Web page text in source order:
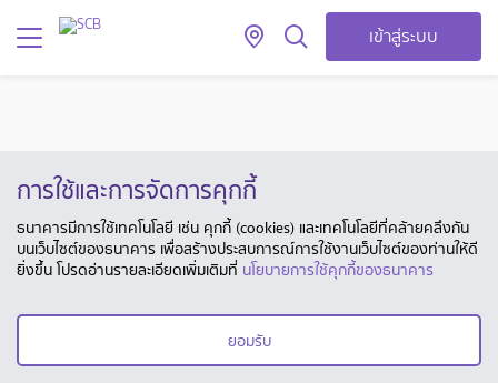
เข้าสู่ระบบ
การใช้และการจัดการคุกกี้
ธนาคารมีการใช้เทคโนโลยี เช่น คุกกี้ (cookies) และเทคโนโลยีที่คล้ายคลึงกัน
บนเว็บไซต์ของธนาคาร เพื่อสร้างประสบการณ์การใช้งานเว็บไซต์ของท่านให้ดี
ยิ่งขึ้น โปรดอ่านรายละเอียดเพิ่มเติมที่ นโยบายการใช้คุกกี้ของธนาคาร
ยอมรับ